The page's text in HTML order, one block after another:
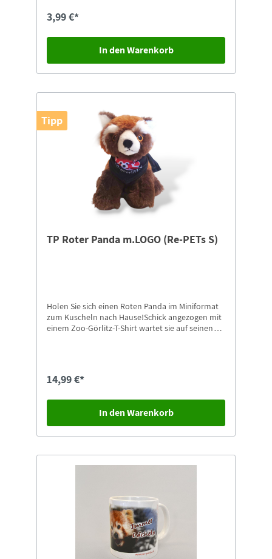
3,99 €*
In den Warenkorb
Tipp
TP Roter Panda m.LOGO (Re-PETs S)
Holen Sie sich einen Roten Panda im Miniformat
zum Kuscheln nach Hause!Schick angezogen mit
einem Zoo-Görlitz-T-Shirt wartet sie auf seinen
bedruckt mit unserem Logo + Schriftzug "zoo-
Naturschutz-Tierpark Görlitz Label!
14,99 €*
In den Warenkorb